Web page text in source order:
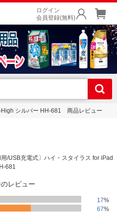
ログイン
会員登録(無料)
High シルバー HH-681 商品レビュー
用/USB充電式〕ハイ・スタイラス for iPad
681
レビュー
17%
67%